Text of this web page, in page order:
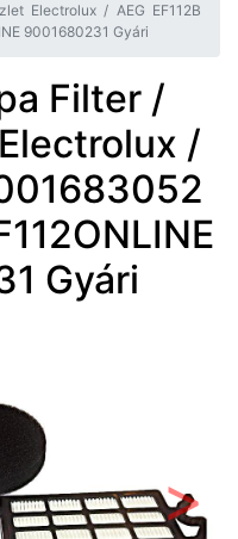
Electrolux / AEG EF112B
9001680231 Gyári
Filter /
/
Gyári